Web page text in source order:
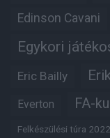
Edinson Cavani
Egykori
Eric Bailly
Everton FA-
Felkészülési túra 2022